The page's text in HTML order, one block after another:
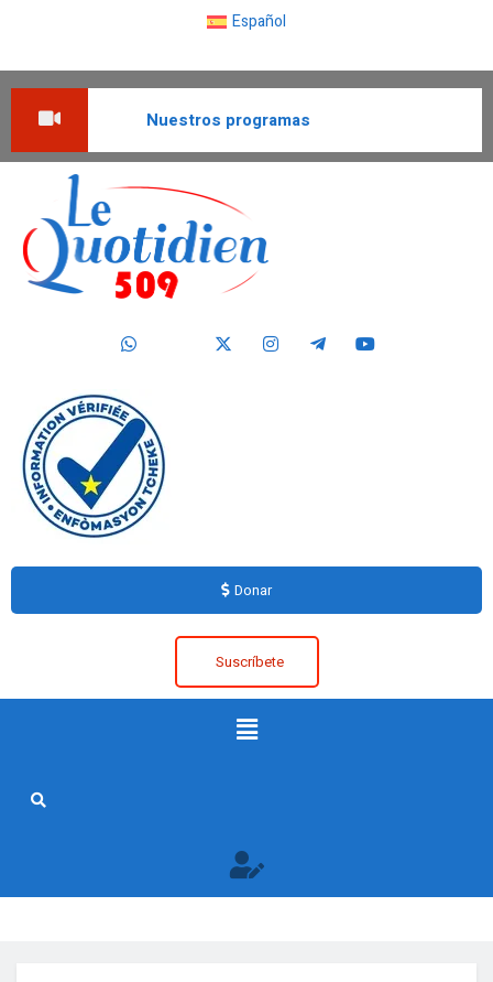
Español
Nuestros programas
Donar
Suscríbete